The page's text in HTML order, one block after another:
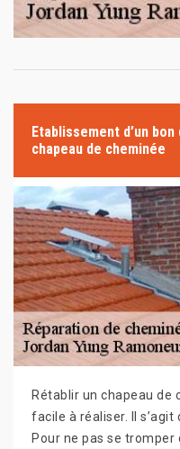
Etablissement d’un
chapeau de cheminée
Rétablir un chapeau de
facile à réaliser. Il s’agit
Pour ne pas se